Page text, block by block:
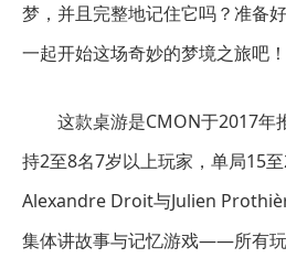
梦，并且完整地记住它吗？准备
一起开始这场奇妙的梦境之旅吧！
这款桌游是CMON于2017年
持2至8名7岁以上玩家，单局15
Alexandre Droit与Julien
集体讲故事与记忆游戏——所有